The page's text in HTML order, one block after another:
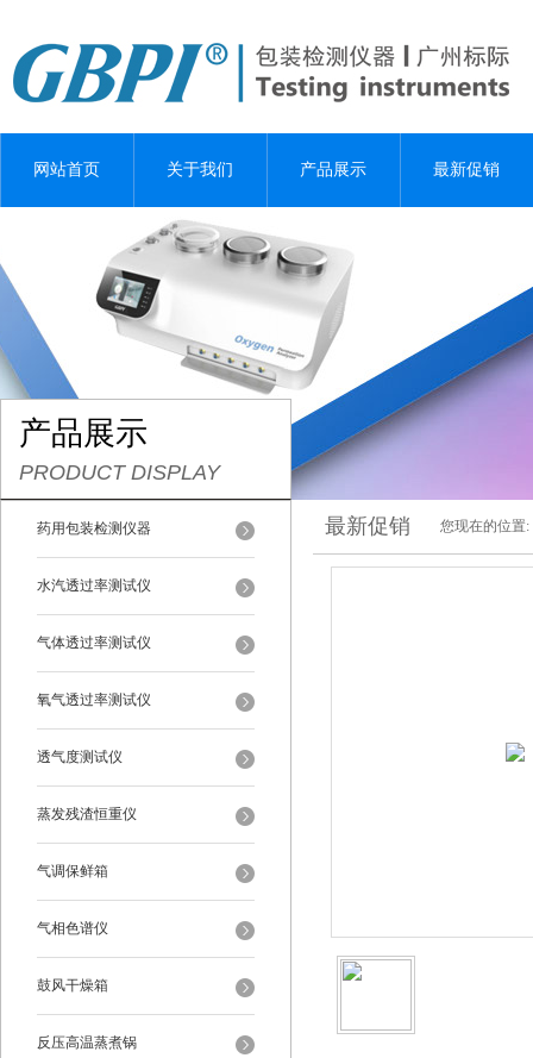
网站首页 关于我们 产品展示 最新促销
产品展示
PRODUCT DISPLAY
药用包装检测仪器
水汽透过率测试仪
气体透过率测试仪
氧气透过率测试仪
透气度测试仪
蒸发残渣恒重仪
气调保鲜箱
气相色谱仪
鼓风干燥箱
反压高温蒸煮锅
最新促销 您现在的位置: